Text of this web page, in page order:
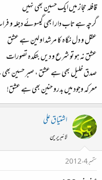
قافلہ حجاز میں ایک حسین بھی نہیں
گرچہ ہے تاب دار ابھی گیسوئے دجلہ و
عقل و دل نگاہ کا مرشد اولین ہے عشق
عشق نہ ہو تو شرع و دیں بتکدہ تصورات
صدق خلیل بھی ہے عشق ، صبر حسین
معرکہ وجود میں بدرو حنین بھی ہے عشق!
اشتیاق علی
لائبریرین
ستمبر 4، 2012